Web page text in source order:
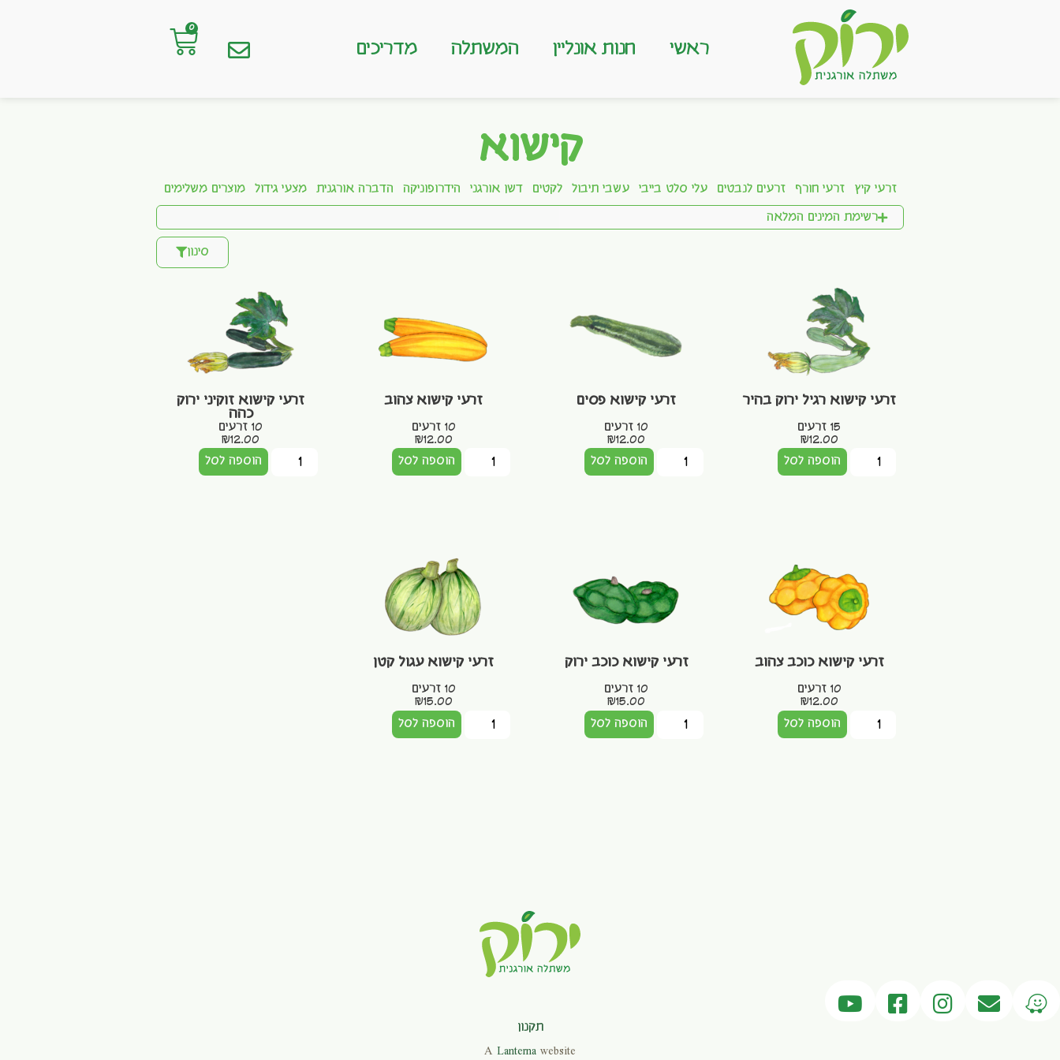
ראשי חנות אונליין המשתלה מדריכים
0
קישוא
זרעי קיץ זרעי חורף זרעים לנבטים עלי סלט בייבי עשבי תיבול לקטים דשן אורגני הידרופוניקה הדברה אורגנית מצעי גידול מוצרים משלימים
רשימת המינים המלאה
סינון
זרעי קישוא רגיל ירוק בהיר
15 זרעים
₪12.00
הוספה לסל
זרעי קישוא פסים
10 זרעים
₪12.00
הוספה לסל
זרעי קישוא צהוב
10 זרעים
₪12.00
הוספה לסל
זרעי קישוא זוקיני ירוק
כהה
10 זרעים
₪12.00
הוספה לסל
זרעי קישוא כוכב צהוב
10 זרעים
₪12.00
הוספה לסל
זרעי קישוא כוכב ירוק
10 זרעים
₪15.00
הוספה לסל
זרעי קישוא עגול קטן
10 זרעים
₪15.00
הוספה לסל
תקנון
A Lanterna website